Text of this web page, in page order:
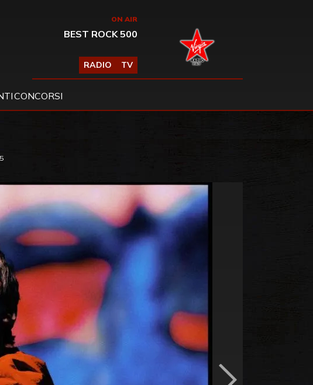
ON AIR
BEST ROCK 500
RADIO TV
CONCORSI